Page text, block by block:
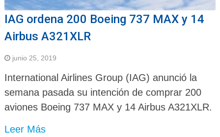
IAG ordena 200 Boeing 737 MAX y 14
Airbus A321XLR
junio 25, 2019
International Airlines Group (IAG) anunció la
semana pasada su intención de comprar 200
aviones Boeing 737 MAX y 14 Airbus A321XLR.
Leer Más